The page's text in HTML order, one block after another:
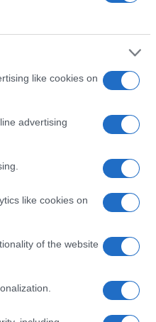
like cookies on
advertising
like cookies on
of the website